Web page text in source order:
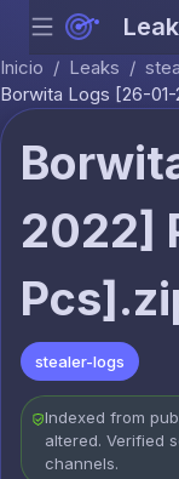
Menu
Inicio / Leaks /
Borwita Logs [26-
2022]
stealer-logs
Indexed from
altered. Verified
channels.